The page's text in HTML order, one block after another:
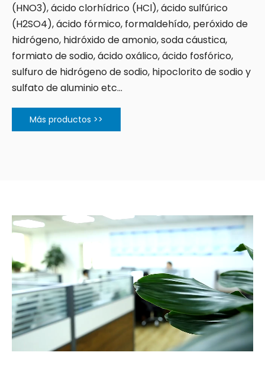
(HNO3), ácido clorhídrico (HCl), ácido sulfúrico
(H2SO4), ácido fórmico, formaldehído, peróxido de
hidrógeno, hidróxido de amonio, soda cáustica,
formiato de sodio, ácido oxálico, ácido fosfórico,
sulfuro de hidrógeno de sodio, hipoclorito de sodio y
sulfato de aluminio etc...
Más productos >>